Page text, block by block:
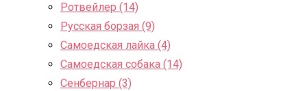
Ротвейлер (14)
Русская борзая (9)
Самоедская лайка (4)
Самоедская собака (14)
Сенбернар (3)